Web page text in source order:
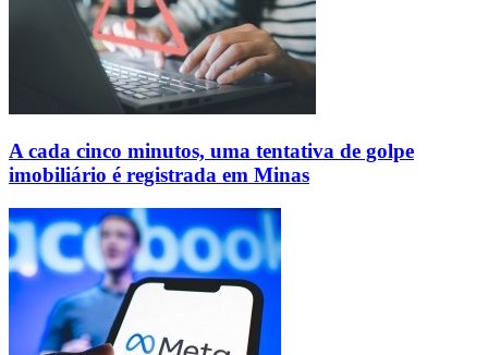
A cada cinco minutos, uma tentativa de golpe
imobiliário é registrada em Minas